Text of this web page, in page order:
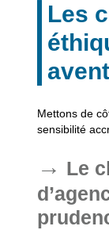
Les
Mettons de
sensibilité
Le